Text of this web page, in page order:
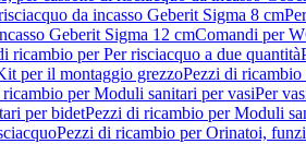
da incasso Geberit Sigma 8 cm
Geberit Sigma 12 cmComandi per
ricambio per Per risciacquo a due quantità
per il montaggio grezzoPezzi di
per Moduli sanitari per vasiPer
per bidetPezzi di ricambio per Moduli
Pezzi di ricambio per Orinatoi,